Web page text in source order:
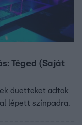
Téged (Saját
duetteket adtak
lépett színpadra.